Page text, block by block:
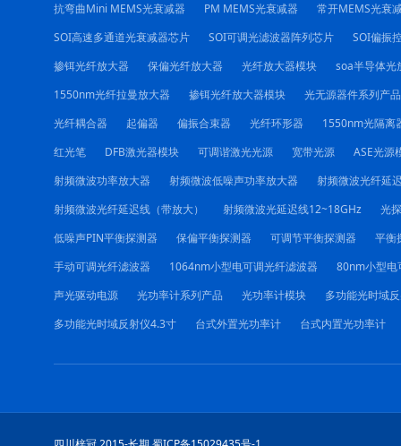
抗弯曲Mini MEMS光衰减器
PM MEMS光衰减器
常开MEMS光衰
SOI高速多通道光衰减器芯片
SOI可调光滤波器阵列芯片
SOI偏振
掺铒光纤放大器
保偏光纤放大器 光纤放大器模块
soa半导体光
1550nm光纤拉曼放大器
掺铒光纤放大器模块
光无源器件系列产品
光纤耦合器
起偏器 偏振合束器 光纤环形器
1550nm光隔离
红光笔
DFB激光器模块 可调谐激光光源 宽带光源
ASE光源
射频微波功率放大器
射频微波低噪声功率放大器
射频微波光纤延
射频微波光纤延迟线（带放大）
射频微波光延迟线12~18GHz
光
低噪声PIN平衡探测器
保偏平衡探测器 可调节平衡探测器
平衡
手动可调光纤滤波器
1064nm小型电可调光纤滤波器
80nm小型电
声光驱动电源
光功率计系列产品 光功率计模块
多功能光时域
多功能光时域反射仪4.3寸
台式外置光功率计 台式内置光功率计